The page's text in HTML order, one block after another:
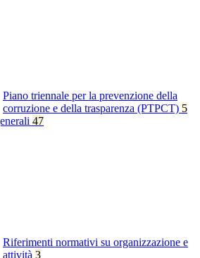
Piano triennale per la prevenzione della
corruzione e della trasparenza (PTPCT) 5
47
Riferimenti normativi su organizzazione e
attività 3